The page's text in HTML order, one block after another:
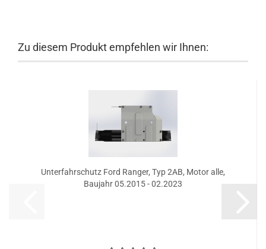
Zu diesem Produkt empfehlen wir Ihnen:
Unterfahrschutz Ford Ranger, Typ 2AB, Motor alle,
Baujahr 05.2015 - 02.2023